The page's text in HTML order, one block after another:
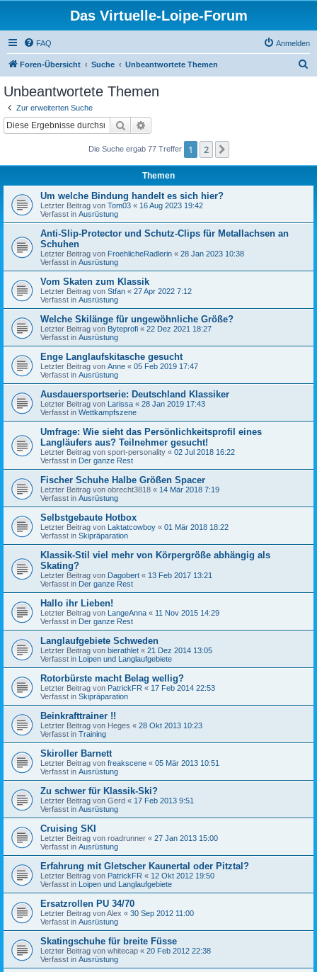
Das Virtuelle-Loipe-Forum
FAQ Anmelden
Foren-Übersicht Suche Unbeantwortete Themen
Unbeantwortete Themen
Zur erweiterten Suche
Suche
Die Suche ergab 77 Treffer 1 2
Themen
Um welche Bindung handelt es sich hier?
Letzter Beitrag von Tom03 « 16 Aug 2023 19:42
Verfasst in Ausrüstung
Anti-Slip-Protector und Schutz-Clips für Metallachsen an
Schuhen
Letzter Beitrag von FroehlicheRadlerin « 28 Jan 2023 10:38
Verfasst in Ausrüstung
Vom Skaten zum Klassik
Letzter Beitrag von Stfan « 27 Apr 2022 7:12
Verfasst in Ausrüstung
Welche Skilänge für ungewöhnliche Größe?
Letzter Beitrag von Byteprofi « 22 Dez 2021 18:27
Verfasst in Ausrüstung
Enge Langlaufskitasche gesucht
Letzter Beitrag von Anne « 05 Feb 2019 17:47
Verfasst in Ausrüstung
Ausdauersportserie: Deutschland Klassiker
Letzter Beitrag von Larissa « 28 Jan 2019 17:43
Verfasst in Wettkampfszene
Umfrage: Wie sieht das Persönlichkeitsprofil eines
Langläufers aus? Teilnehmer gesucht!
Letzter Beitrag von sport-personality « 02 Jul 2018 16:22
Verfasst in Der ganze Rest
Fischer Schuhe Halbe Größen Spacer
Letzter Beitrag von obrecht3818 « 14 Mär 2018 7:19
Verfasst in Ausrüstung
Selbstgebaute Hotbox
Letzter Beitrag von Laktatcowboy « 01 Mär 2018 18:22
Verfasst in Skipräparation
Klassik-Stil viel mehr von Körpergröße abhängig als
Skating?
Letzter Beitrag von Dagobert « 13 Feb 2017 13:21
Verfasst in Der ganze Rest
Hallo ihr Lieben!
Letzter Beitrag von LangeAnna « 11 Nov 2015 14:29
Verfasst in Der ganze Rest
Langlaufgebiete Schweden
Letzter Beitrag von bierathlet « 21 Dez 2014 13:05
Verfasst in Loipen und Langlaufgebiete
Rotorbürste macht Belag wellig?
Letzter Beitrag von PatrickFR « 17 Feb 2014 22:53
Verfasst in Skipräparation
Beinkrafttrainer !!
Letzter Beitrag von Heges « 28 Okt 2013 10:23
Verfasst in Training
Skiroller Barnett
Letzter Beitrag von freakscene « 05 Mär 2013 10:51
Verfasst in Ausrüstung
Zu schwer für Klassik-Ski?
Letzter Beitrag von Gerd « 17 Feb 2013 9:51
Verfasst in Ausrüstung
Cruising SKI
Letzter Beitrag von roadrunner « 27 Jan 2013 15:00
Verfasst in Ausrüstung
Erfahrung mit Gletscher Kaunertal oder Pitztal?
Letzter Beitrag von PatrickFR « 12 Okt 2012 19:50
Verfasst in Loipen und Langlaufgebiete
Ersatzrollen PU 34/70
Letzter Beitrag vonAlex « 30 Sep 2012 11:00
Verfasst in Ausrüstung
Skatingschuhe für breite Füsse
Letzter Beitrag von whitecap « 20 Feb 2012 22:38
Verfasst in Ausrüstung